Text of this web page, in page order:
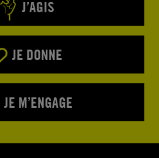
J’AGIS
JE DONNE
JE M’ENGAGE